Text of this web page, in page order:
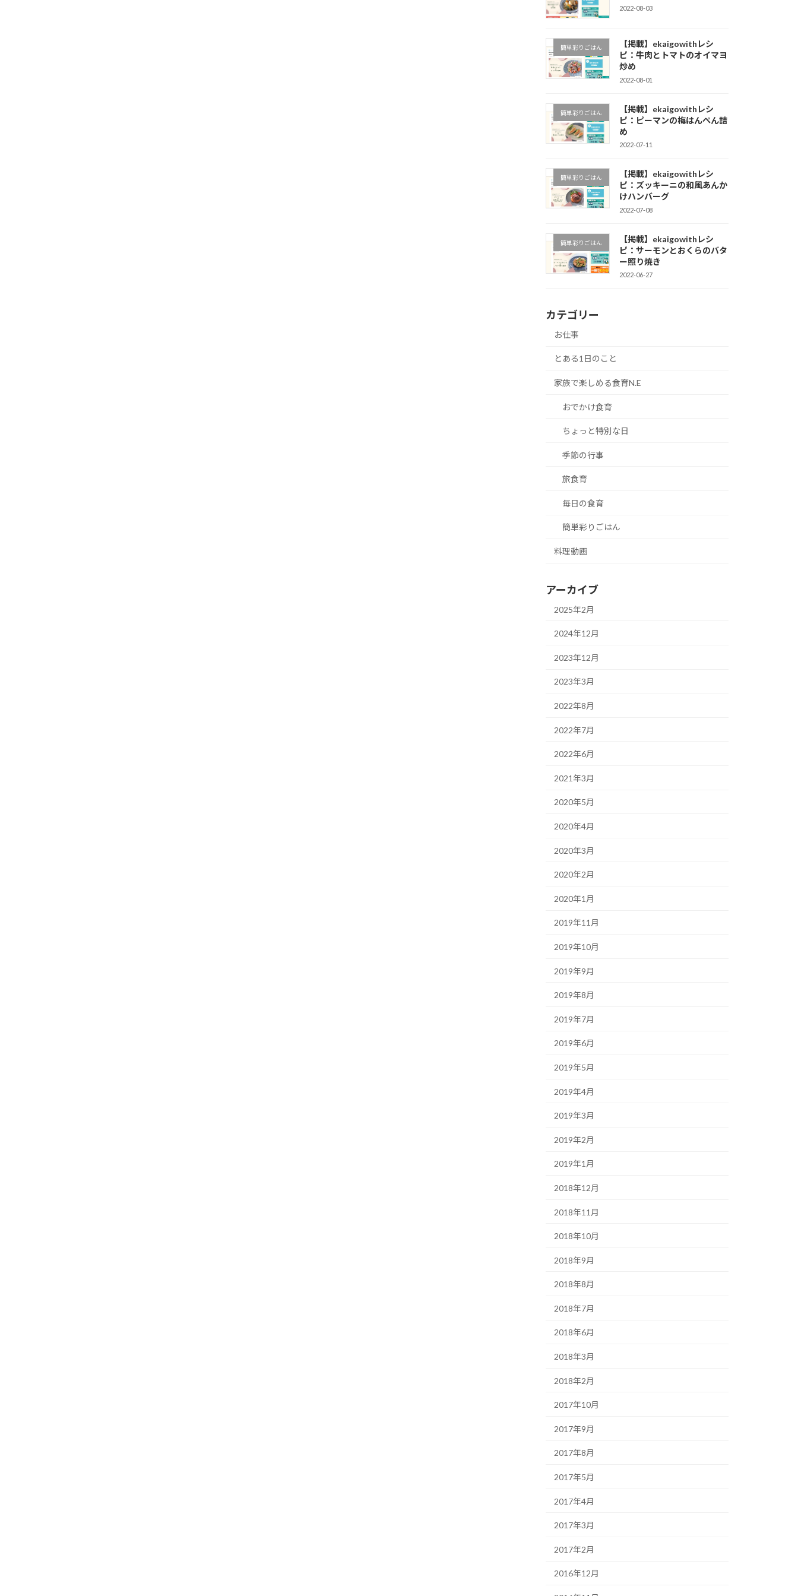
2022-08-03
簡単彩りごはん
【掲載】ekaigowithレシ
ピ：牛肉とトマトのオイマヨ
炒め
2022-08-01
簡単彩りごはん
【掲載】ekaigowithレシ
ピ：ピーマンの梅はんぺん詰
め
2022-07-11
簡単彩りごはん
【掲載】ekaigowithレシ
ピ：ズッキーニの和風あんか
けハンバーグ
2022-07-08
簡単彩りごはん
【掲載】ekaigowithレシ
ピ：サーモンとおくらのバタ
ー照り焼き
2022-06-27
カテゴリー
お仕事
とある1日のこと
家族で楽しめる食育N.E
おでかけ食育
ちょっと特別な日
季節の行事
旅食育
毎日の食育
簡単彩りごはん
料理動画
アーカイブ
2025年2月
2024年12月
2023年12月
2023年3月
2022年8月
2022年7月
2022年6月
2021年3月
2020年5月
2020年4月
2020年3月
2020年2月
2020年1月
2019年11月
2019年10月
2019年9月
2019年8月
2019年7月
2019年6月
2019年5月
2019年4月
2019年3月
2019年2月
2019年1月
2018年12月
2018年11月
2018年10月
2018年9月
2018年8月
2018年7月
2018年6月
2018年3月
2018年2月
2017年10月
2017年9月
2017年8月
2017年5月
2017年4月
2017年3月
2017年2月
2016年12月